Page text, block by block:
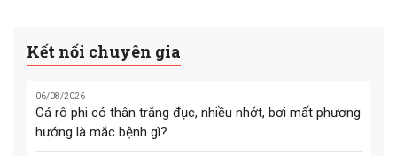
Kết nối chuyên gia
06/08/2026
Cá rô phi có thân trắng đục, nhiều nhớt, bơi mất phương
hướng là mắc bệnh gì?